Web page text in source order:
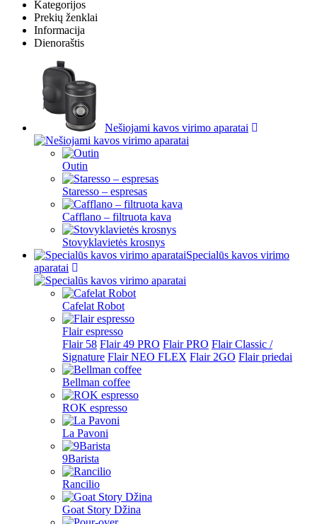
Kategorijos
Prekių ženklai
Informacija
Dienoraštis
Nešiojami kavos virimo aparatai
Outin
Staresso – espresas
Cafflano – filtruota kava
Stovyklavietės krosnys
Specialūs kavos virimo
aparatai
Cafelat Robot
Flair espresso
Flair 58 Flair 49 PRO Flair PRO Flair Classic /
Signature Flair NEO FLEX Flair 2GO Flair priedai
Bellman coffee
ROK espresso
La Pavoni
9Barista
Rancilio
Goat Story Džina